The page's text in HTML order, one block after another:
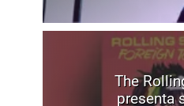
The
presenta